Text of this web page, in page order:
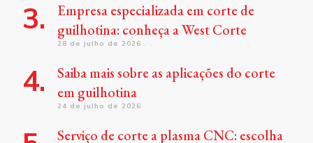
Empresa especializada em corte de
guilhotina: conheça a West Corte
28 de julho de 2026
Saiba mais sobre as aplicações do corte
em guilhotina
24 de julho de 2026
Serviço de corte a plasma CNC: escolha